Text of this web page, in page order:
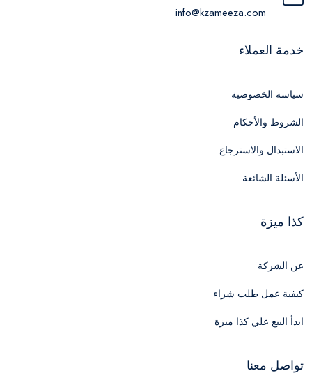
info@kzameeza.com
خدمة العملاء
سياسة الخصوصية
الشروط والأحكام
الاستبدال والاسترجاع
الأسئلة الشائعة
كذا ميزة
عن الشركة
كيفية عمل طلب شراء
ابدأ البيع علي كذا ميزة
تواصل معنا